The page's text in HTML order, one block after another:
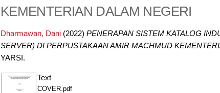
KEMENTERIAN DALAM NEGERI
Dharmawan, Dani (2022) PENERAPAN SISTEM KATALOG
SERVER) DI PERPUSTAKAAN AMIR MACHMUD
YARSI.
Text
COVER.pdf